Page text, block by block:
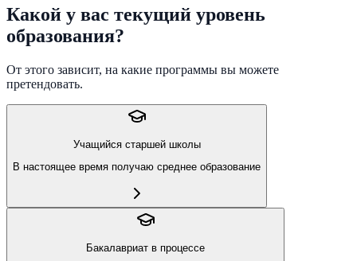
Какой у вас текущий уровень
образования?
От этого зависит, на какие программы вы можете
претендовать.
Учащийся старшей школы
В настоящее время получаю среднее образование
Бакалавриат в процессе